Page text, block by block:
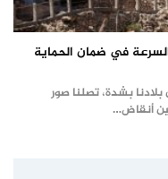
في ضمان الحماية
بشدة، تصلنا صور
أنقاض…